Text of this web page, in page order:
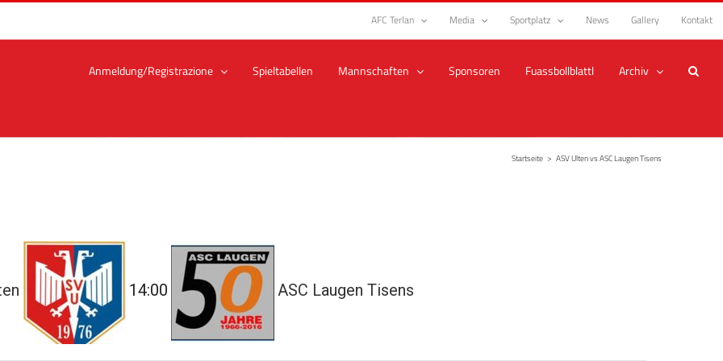
AFC Terlan Media Sportplatz News Gallery Kontakt
Anmeldung/Registrazione Spieltabellen Mannschaften Sponsoren Fuassbollblattl Archiv
Startseite > ASV Ulten vs ASC Laugen Tisens
14:00 ASC Laugen Tisens